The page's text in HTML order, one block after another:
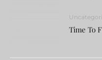
Time To